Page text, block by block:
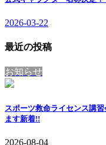
2026-03-22
最近の投稿
お知らせ
スポーツ救命ライセンス講
ます新着!!
2026-08-04